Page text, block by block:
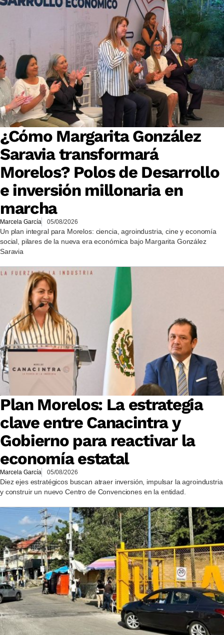
¿Cómo Margarita González
Saravia transformará
Morelos? Polos de Desarrollo
e inversión millonaria en
marcha
Marcela García 05/08/2026
Un plan integral para Morelos: ciencia, agroindustria, cine y economía
social, pilares de la nueva era económica bajo Margarita González
Saravia
Plan Morelos: La estrategia
clave entre Canacintra y
Gobierno para reactivar la
economía estatal
Marcela García 05/08/2026
Diez ejes estratégicos buscan atraer inversión, impulsar la agroindustria
y construir un nuevo Centro de Convenciones en la entidad.